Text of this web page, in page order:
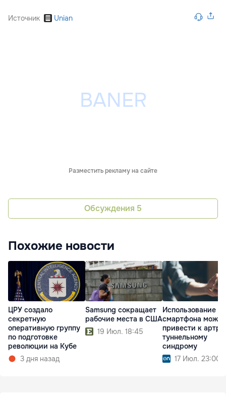
Источник Unian
Разместить рекламу на сайте
Обсуждения 5
Похожие новости
ЦРУ создало
секретную
оперативную группу
по подготовке
революции на Кубе
3 дня назад
Samsung сокращает
рабочие места в США
19 Июл. 18:45
Использование
смартфона может
привести к
туннельному
синдрому
17 Июл. 23:00